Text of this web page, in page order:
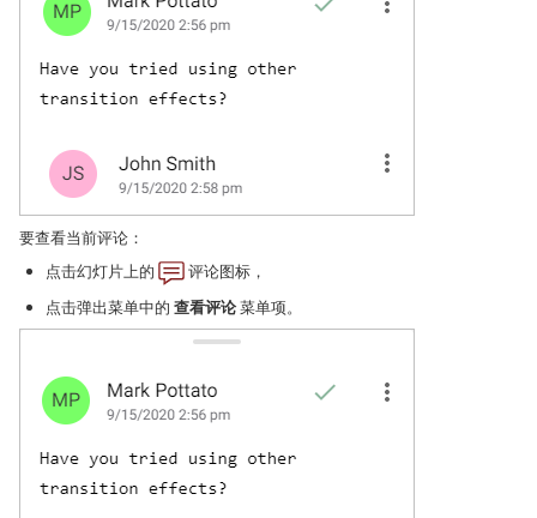
要查看当前评论：
点击幻灯片上的
评论图标，
点击弹出菜单中的 查看评论菜单项。